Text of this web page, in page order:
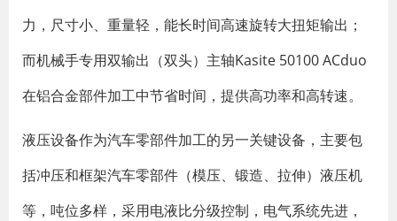
力，尺寸小、重量轻，能长时间高速旋转大扭矩输出；
而机械手专用双输出（双头）主轴Kasite 50100 ACduo
在铝合金部件加工中节省时间，提供高功率和高转速。
液压设备作为汽车零部件加工的另一关键设备，主要包
括冲压和框架汽车零部件（模压、锻造、拉伸）液压机
等，吨位多样，采用电液比分级控制，电气系统先进，